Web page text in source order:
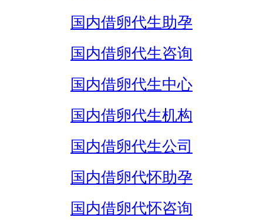
国内借卵代生助孕
国内借卵代生咨询
国内借卵代生中心
国内借卵代生机构
国内借卵代生公司
国内借卵代怀助孕
国内借卵代怀咨询